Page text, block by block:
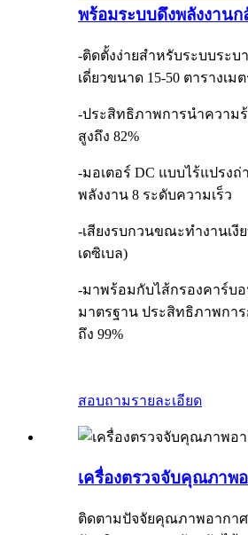
พร้อมระบบดึงพลังงาน
-ติดตั้งง่ายสำหรับระบบระบ
เดี่ยวขนาด 15-50 ตารางเมต
-ประสิทธิภาพการนำความ
สูงถึง 82%
-มอเตอร์ DC แบบไร้แปรง
พลังงาน 8 ระดับความเร็ว
-เสียงรบกวนขณะทำงานเงี
เดซิเบล)
-มาพร้อมกับไส้กรองคาร์บ
มาตรฐาน ประสิทธิภาพการ
ถึง 99%
สอบถามรายละเอียด
เครื่องตรวจจับคุณภาพ
ติดตามปัจจัยคุณภาพอากาศ